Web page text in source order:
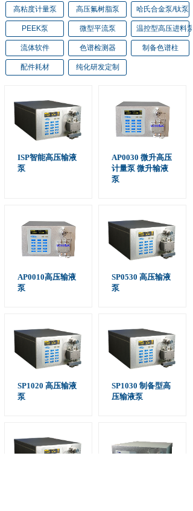
ISP智能高压输液
泵
AP0030 微升高压
计量泵 微升输液
泵
AP0010高压输液
泵
SP0530 高压输液
泵
SP1020 高压输液
泵
SP1030 制备型高
压输液泵
高粘度计量泵 高压氟树脂泵 哈氏合金泵/钛泵
PEEK泵 微型平流泵 温控型高压进料泵
流体软件 色谱检测器 制备色谱柱
配件耗材 纯化研发定制